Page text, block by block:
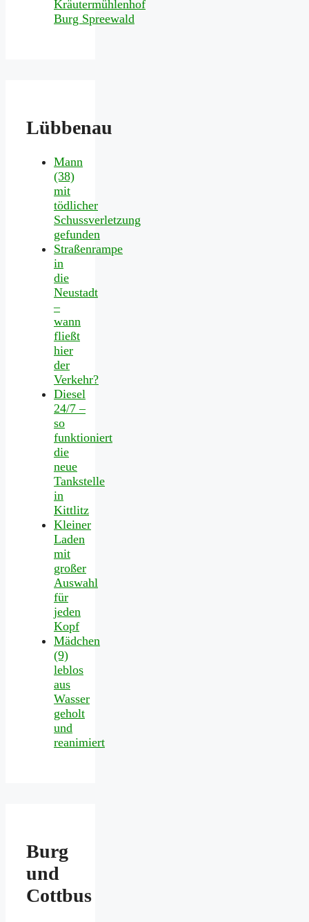
Lübbenau
Mann
(38)
mit
tödlicher
Schussverletzung
gefunden
Straßenrampe
in
die
Neustadt
–
wann
fließt
hier
der
Verkehr?
Diesel
24/7 –
so
funktioniert
die
neue
Tankstelle
in
Kittlitz
Kleiner
Laden
mit
großer
Auswahl
für
jeden
Kopf
Mädchen
(9)
leblos
aus
Wasser
geholt
und
reanimiert
Burg
und
Cottbus